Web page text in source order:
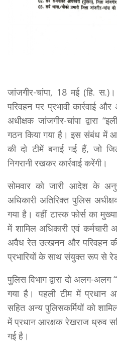
जांजगीर-चांपा, 18 मई (हि.
परिवहन पर प्रभावी कार्रवाई
अधीक्षक जांजगीर-चांपा द्वारा
गठन किया गया है। इस संबंध में
की दो टीमें बनाई गई हैं, जो
निगरानी रखकर कार्रवाई करेंगी।
साेमवार काे जारी आदेश के
अधिकारी अतिरिक्त पुलिस
गया है। वहीं टास्क फोर्स का
में शामिल अधिकारी एवं कर्मचारी
अवैध रेत उत्खनन और परिवहन
प्रभारियों के साथ संयुक्त रूप से रेड
पुलिस विभाग द्वारा दो अलग-अलग
गया है। पहली टीम में प्रधान
सहित अन्य पुलिसकर्मियों को
में प्रधान आरक्षक रेखराज ध्रुव
गई है।